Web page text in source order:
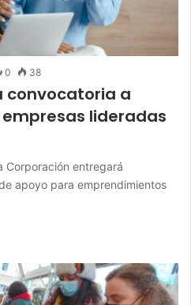
0 38
convocatoria a
lideradas
Corporación entregará
apoyo para emprendimientos